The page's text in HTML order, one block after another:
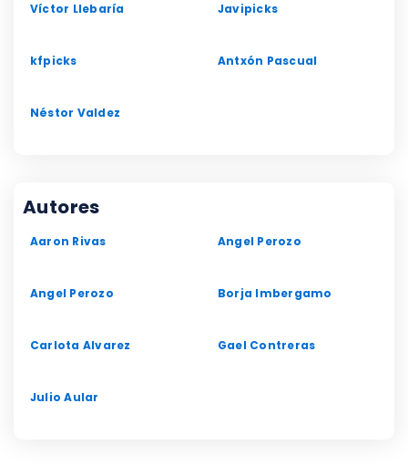
Víctor Llebaría Javipicks
kfpicks Antxón Pascual
Néstor Valdez
Autores
Aaron Rivas Angel Perozo
Angel Perozo Borja Imbergamo
Carlota Alvarez Gael Contreras
Julio Aular